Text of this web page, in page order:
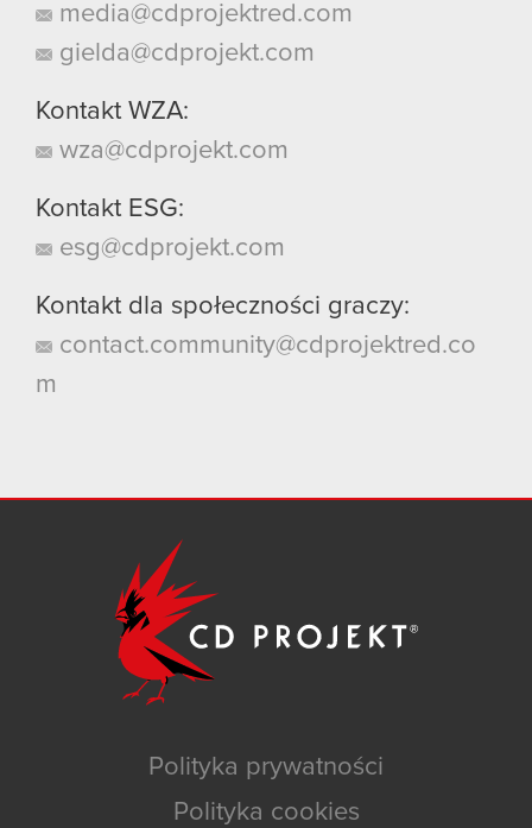
media@cdprojektred.com
gielda@cdprojekt.com
Kontakt WZA:
wza@cdprojekt.com
Kontakt ESG:
esg@cdprojekt.com
Kontakt dla społeczności graczy:
contact.community@cdprojektred.co
m
Polityka prywatności
Polityka cookies